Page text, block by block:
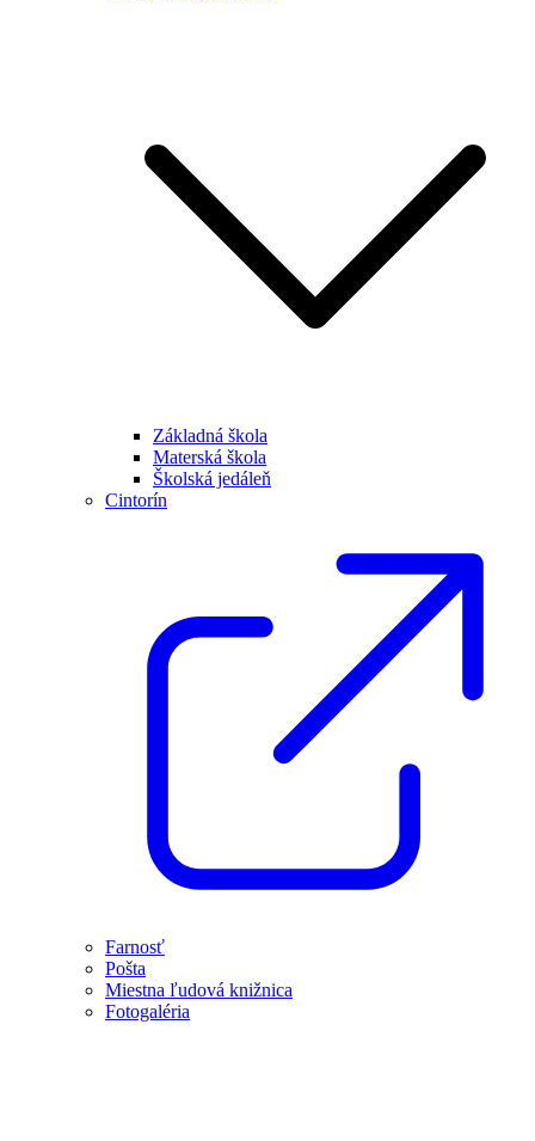
Základná škola
Materská škola
Školská jedáleň
Cintorín
Farnosť
Pošta
Miestna ľudová knižnica
Fotogaléria